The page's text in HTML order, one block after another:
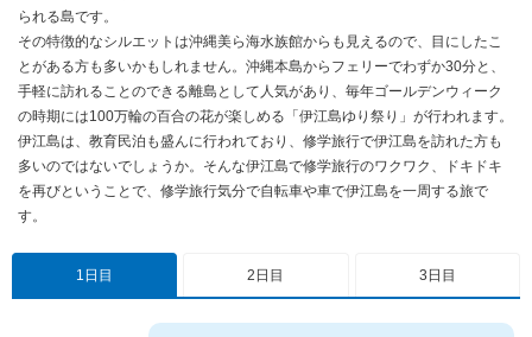
られる島です。
その特徴的なシルエットは沖縄美ら海水族館からも見えるので、目にしたこ
とがある方も多いかもしれません。沖縄本島からフェリーでわずか30分と、
手軽に訪れることのできる離島として人気があり、毎年ゴールデンウィーク
の時期には100万輪の百合の花が楽しめる「伊江島ゆり祭り」が行われます。
伊江島は、教育民泊も盛んに行われており、修学旅行で伊江島を訪れた方も
多いのではないでしょうか。そんな伊江島で修学旅行のワクワク、ドキドキ
を再びということで、修学旅行気分で自転車や車で伊江島を一周する旅で
す。
1日目 2日目 3日目